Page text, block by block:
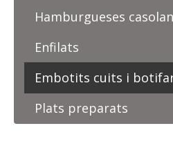
Hamburgueses
Enfilats
Embotits cuits i
Plats preparats